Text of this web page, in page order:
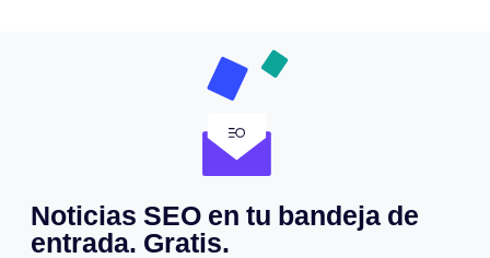
Noticias SEO en tu bandeja de
entrada. Gratis.